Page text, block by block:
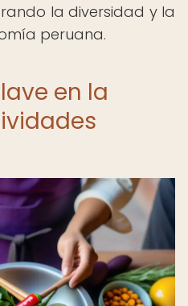
la diversidad y la
peruana.
en la